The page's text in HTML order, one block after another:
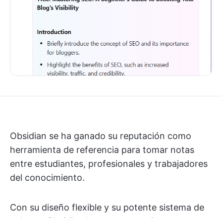
Obsidian se ha ganado su reputación como
herramienta de referencia para tomar notas
entre estudiantes, profesionales y trabajadores
del conocimiento.
Con su diseño flexible y su potente sistema de